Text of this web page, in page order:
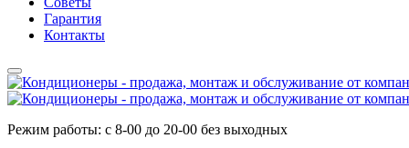
Гарантия
Контакты
Режим работы: с 8-00 до 20-00 без выходных